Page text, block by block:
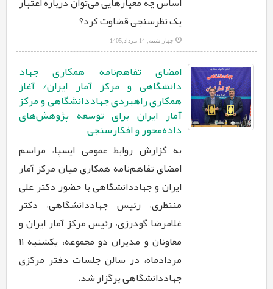
یک نظرسنجی قضاوت کرد؟
چهار شنبه, 14 مرداد,1405
امضای تفاهم‌نامه همکاری جهاد
دانشگاهی و مرکز آمار ایران/ آغاز
همکاری راهبردی جهاددانشگاهی و مرکز
آمار ایران برای توسعه پژوهش‌های
داده‌محور و افکارسنجی
به گزارش روابط‌ عمومی ایسپا، مراسم
امضای تفاهم‌نامه همکاری میان مرکز آمار
ایران و جهاددانشگاهی با حضور دکتر علی
منتظری، رئیس جهاددانشگاهی، دکتر
غلامرضا گودرزی، رئیس مرکز آمار ایران و
معاونان و مدیران دو مجموعه، یکشنبه ۱۱
مردادماه، در سالن جلسات دفتر مرکزی
جهاددانشگاهی برگزار شد.